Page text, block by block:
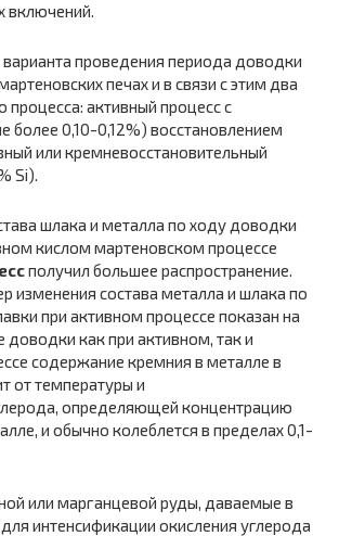
включений.
проведения периода доводки
печах и в связи с этим два
процесса: активный процесс с
более 0,10-0,12%) восстановлением
или кремневосстановительный
Si).
получил большее распространение.
изменения состава металла и шлака по
при активном процессе показан на
доводки как при активном, так и
содержание кремния в металле в
от температуры и
определяющей концентрацию
и обычно колеблется в пределах 0,1-
или марганцевой руды, даваемые в
интенсификации окисления углерода